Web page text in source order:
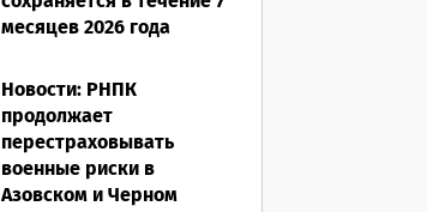
месяцев 2026 года
Новости: РНПК
продолжает
перестраховывать
военные риски в
Азовском и Черном